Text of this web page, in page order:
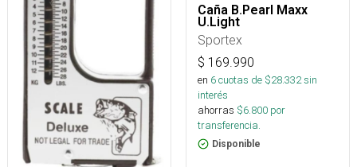
Caña B.Pearl Maxx
U.Light
Sportex
$ 169.990
en 6cuotas de $28.332sin
interés
ahorras $6.800 por
transferencia.
Disponible